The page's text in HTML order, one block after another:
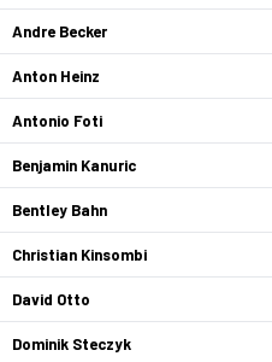
Andre Becker
Anton Heinz
Antonio Foti
Benjamin Kanuric
Bentley Bahn
Christian Kinsombi
David Otto
Dominik Steczyk